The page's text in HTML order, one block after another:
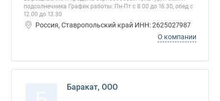
подсолнечника График работы: Пн-Пт с 8.00 до 16.30, обед с
12.00 до 13.30
Россия, Ставропольский край ИНН: 2625027987
О компании
Баракат, ООО